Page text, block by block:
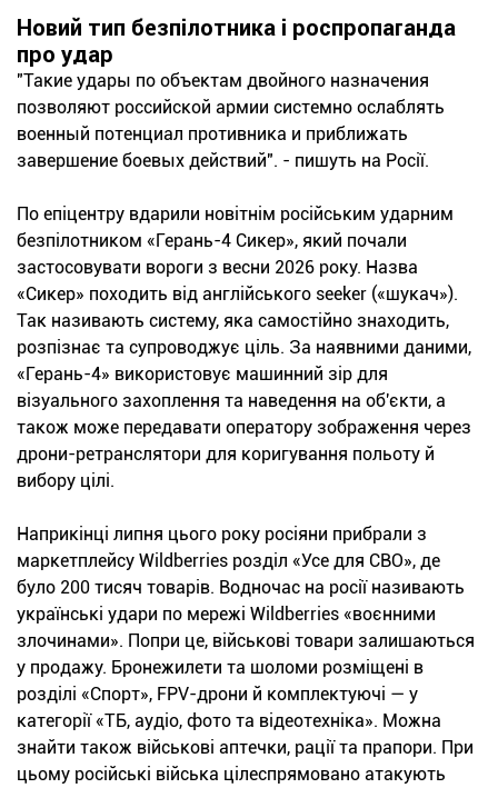
Новий тип безпілотника і роспропаганда
про удар
"Такие удары по объектам двойного назначения
позволяют российской армии системно ослаблять
военный потенциал противника и приближать
завершение боевых действий". - пишуть на Росії.
По епіцентру вдарили новітнім російським ударним
безпілотником «Герань-4 Сикер», який почали
застосовувати вороги з весни 2026 року. Назва
«Сикер» походить від англійського seeker («шукач»).
Так називають систему, яка самостійно знаходить,
розпізнає та супроводжує ціль. За наявними даними,
«Герань-4» використовує машинний зір для
візуального захоплення та наведення на об'єкти, а
також може передавати оператору зображення через
дрони-ретранслятори для коригування польоту й
вибору цілі.
Наприкінці липня цього року росіяни прибрали з
маркетплейсу Wildberries розділ «Усе для СВО», де
було 200 тисяч товарів. Водночас на росії називають
українські удари по мережі Wildberries «воєнними
злочинами». Попри це, військові товари залишаються
у продажу. Бронежилети та шоломи розміщені в
розділі «Спорт», FPV-дрони й комплектуючі — у
категорії «ТБ, аудіо, фото та відеотехніка». Можна
знайти також військові аптечки, рації та прапори. При
цьому російські війська цілеспрямовано атакують